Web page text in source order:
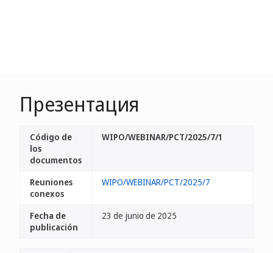
Презентация
Código de
los
documentos
WIPO/WEBINAR/PCT/2025/7/1
Reuniones
conexos
WIPO/WEBINAR/PCT/2025/7
Fecha de
publicación
23 de junio de 2025